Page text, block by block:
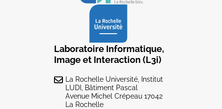
Laboratoire Informatique,
Image et Interaction (L3i)
La Rochelle Université, Institut
LUDI, Bâtiment Pascal
Avenue Michel Crépeau 17042
La Rochelle